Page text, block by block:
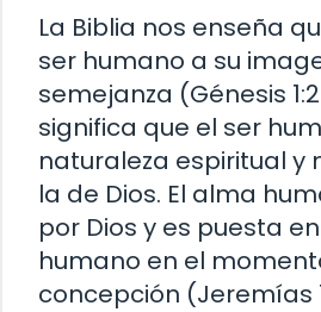
La Biblia nos enseña
ser humano a su
semejanza (Génesis
significa que el ser
naturaleza espiritual y
la de Dios. El alma
por Dios y es puesta
humano en el
concepción (Jeremías